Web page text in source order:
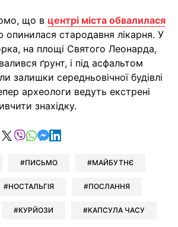
що в центрі міста обвалилася
опинилася стародавня лікарня. У
на площі Святого Леонарда,
ґрунт, і під асфальтом
залишки середньовічної будівлі
археологи ведуть екстрені
знахідку.
у Telegram
поділитись у Facebook
поділитись у X
відправити у Viber
відправити у Whatsapp
відправити у Messenger
відправити у LinkedIn
ПИСЬМО МАЙБУТНЄ
НОСТАЛЬГІЯ ПОСЛАННЯ
КУРЙОЗИ КАПСУЛА ЧАСУ